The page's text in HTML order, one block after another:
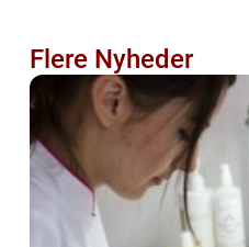
Flere Nyheder